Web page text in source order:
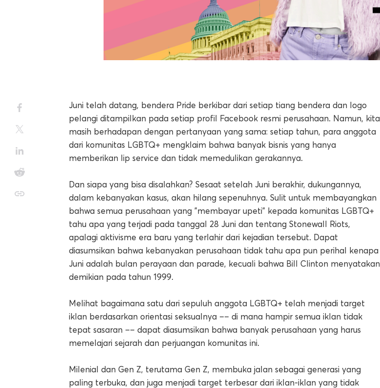
Juni telah datang, bendera Pride berkibar dari setiap tiang bendera dan logo
pelangi ditampilkan pada setiap profil Facebook resmi perusahaan. Namun, kita
masih berhadapan dengan pertanyaan yang sama: setiap tahun, para anggota
dari komunitas LGBTQ+ mengklaim bahwa banyak bisnis yang hanya
memberikan lip service dan tidak memedulikan gerakannya.
Dan siapa yang bisa disalahkan? Sesaat setelah Juni berakhir, dukungannya,
dalam kebanyakan kasus, akan hilang sepenuhnya. Sulit untuk membayangkan
bahwa semua perusahaan yang "membayar upeti" kepada komunitas LGBTQ+
tahu apa yang terjadi pada tanggal 28 Juni dan tentang Stonewall Riots,
apalagi aktivisme era baru yang terlahir dari kejadian tersebut. Dapat
diasumsikan bahwa kebanyakan perusahaan tidak tahu apa pun perihal kenapa
Juni adalah bulan perayaan dan parade, kecuali bahwa Bill Clinton menyatakan
demikian pada tahun 1999.
Melihat bagaimana satu dari sepuluh anggota LGBTQ+ telah menjadi target
iklan berdasarkan orientasi seksualnya –– di mana hampir semua iklan tidak
tepat sasaran –– dapat diasumsikan bahwa banyak perusahaan yang harus
memelajari sejarah dan perjuangan komunitas ini.
Milenial dan Gen Z, terutama Gen Z, membuka jalan sebagai generasi yang
paling terbuka, dan juga menjadi target terbesar dari iklan-iklan yang tidak